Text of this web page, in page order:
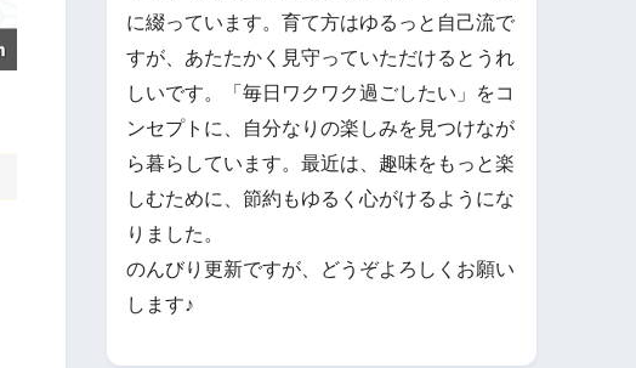
に綴っています。育て方はゆるっと自己流で
すが、あたたかく見守っていただけるとうれ
しいです。「毎日ワクワク過ごしたい」をコ
ンセプトに、自分なりの楽しみを見つけなが
ら暮らしています。最近は、趣味をもっと楽
しむために、節約もゆるく心がけるようにな
りました。
のんびり更新ですが、どうぞよろしくお願い
します♪